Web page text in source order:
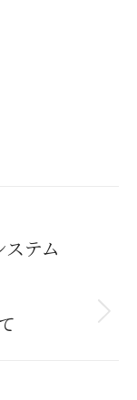
テム